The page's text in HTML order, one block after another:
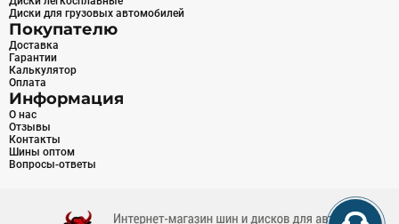
Диски для грузовых автомобилей
Покупателю
Доставка
Гарантии
Калькулятор
Оплата
Информация
О нас
Отзывы
Контакты
Шины оптом
Вопросы-ответы